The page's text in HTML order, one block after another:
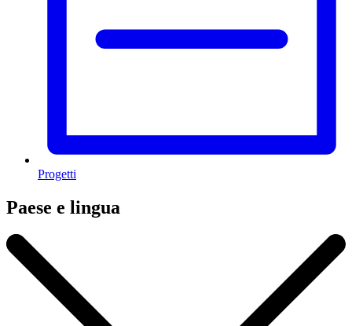
Progetti
Paese e lingua